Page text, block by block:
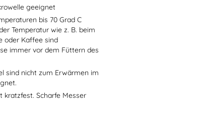
geeignet
bis 70 Grad C
Temperatur wie z. B. beim
oder Kaffee sind
immer vor dem Füttern des
sind nicht zum Erwärmen im
kratzfest. Scharfe Messer